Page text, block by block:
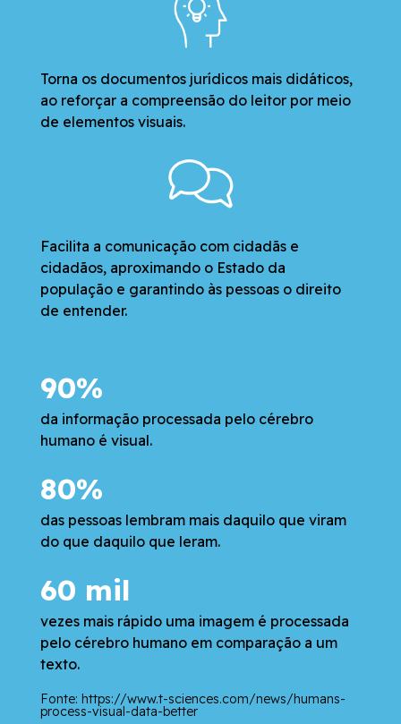
Torna os documentos jurídicos mais didáticos,
ao reforçar a compreensão do leitor por meio
de elementos visuais.
Facilita a comunicação com cidadãs e
cidadãos, aproximando o Estado da
população e garantindo às pessoas o direito
de entender.
90%
da informação processada pelo cérebro
humano é visual.
80%
das pessoas lembram mais daquilo que viram
do que daquilo que leram.
60 mil
vezes mais rápido uma imagem é processada
pelo cérebro humano em comparação a um
texto.
Fonte: https://www.t-sciences.com/news/humans-
process-visual-data-better